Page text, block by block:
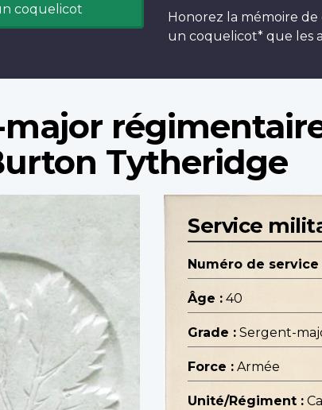
coquelicot
Honorez la mémoire
un coquelicot* que les
Tytheridge
Service
Numéro de service
Âge : 40
Grade : Sergent-
Force : Armée
Unité/Régiment :